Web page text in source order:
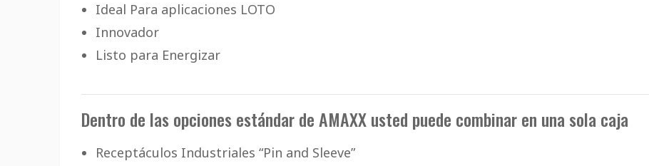
Ideal Para aplicaciones LOTO
Innovador
Listo para Energizar
Dentro de las opciones estándar de AMAXX usted puede combinar en una sola caja
Receptáculos Industriales “Pin and Sleeve”